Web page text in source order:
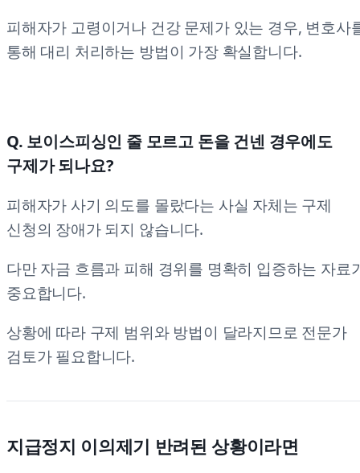
피해자가 고령이거나 건강 문제가 있는 경우, 변호사
통해 대리 처리하는 방법이 가장 확실합니다.
Q. 보이스피싱인 줄 모르고 돈을 건넨 경우에도
구제가 되나요?
피해자가 사기 의도를 몰랐다는 사실 자체는 구제
신청의 장애가 되지 않습니다.
다만 자금 흐름과 피해 경위를 명확히 입증하는 자료
중요합니다.
상황에 따라 구제 범위와 방법이 달라지므로 전문가
검토가 필요합니다.
지급정지 이의제기 반려된 상황이라면